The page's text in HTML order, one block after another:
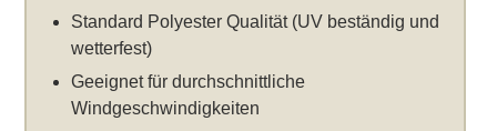
Standard Polyester Qualität (UV beständig und
wetterfest)
Geeignet für durchschnittliche
Windgeschwindigkeiten